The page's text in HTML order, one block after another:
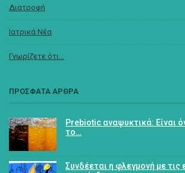
Διατροφή
Ιατρικά Νέα
Γνωρίζετε ότι...
ΠΡΟΣΦΑΤΑ ΑΡΘΡΑ
Prebiotic αναψυκτικά: Είναι
το…
Συνδέεται η φλεγμονή με τις